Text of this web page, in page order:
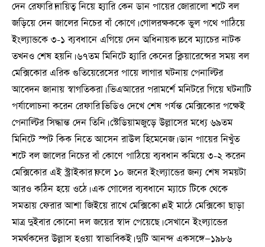
দেন রেফারি।দায়িত্ব নিয়ে হ্যারি কেন ডান পায়ের জোরালো শটে বল
জড়িয়ে দেন জালের নিচের বাঁ কোণে। গোলরক্ষককে ভুল পথে পাঠিয়ে
ইংল্যান্ডকে ৩-১ ব্যবধানে এগিয়ে দেন অধিনায়ক।তবে ম্যাচের নাটক
তখনও শেষ হয়নি। ৬৭তম মিনিটে হ্যারি কেনের ক্লিয়ারেন্সের সময় বল
মেক্সিকোর এরিক গুতিয়েরেসের পায়ে লাগার ঘটনায় পেনাল্টির
আবেদন জানায় স্বাগতিকরা। ভিএআরের পরামর্শে মনিটরে গিয়ে ঘটনাটি
পর্যালোচনা করেন রেফারি।ভিডিও দেখে শেষ পর্যন্ত মেক্সিকোর পক্ষেই
পেনাল্টির সিদ্ধান্ত দেন তিনি। স্টেডিয়ামজুড়ে উল্লাসের মধ্যে ৬৯তম
মিনিটে স্পট কিক নিতে আসেন রাউল হিমেনেজ। ডান পায়ের নিখুঁত
শটে বল জালের নিচের বাঁ কোণে পাঠিয়ে ব্যবধান কমিয়ে ৩-২ করেন
মেক্সিকোর এই স্ট্রাইকার।ফলে ১০ জনের ইংল্যান্ডের জন্য শেষ সময়টা
আরও কঠিন হয়ে ওঠে। এক গোলের ব্যবধানে ম্যাচে টিকে থেকে
সমতায় ফেরার আশা জিইয়ে রাখে মেক্সিকো।এই মাঠে মেক্সিকো ছাড়া
মাত্র দুইবার কোনো দল জয়ের স্বাদ পেয়েছে। সেখানে ইংল্যান্ডের
সমর্থকদের উল্লাস হওয়া স্বাভাবিকই। দুটি আনন্দ একসঙ্গে—১৯৮৬